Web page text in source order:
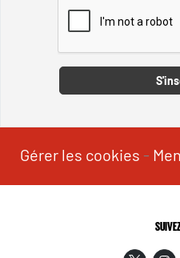
Gérer les cookies -